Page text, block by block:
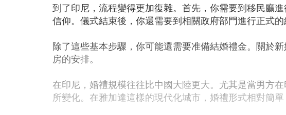
到了印尼，流程變得更加復雜。首先，你需要到移民廳
信仰。儀式結束後，你還需要到相關政府部門進行正式的
除了這些基本步驟，你可能還需要准備結婚禮金。關於
房的安排。
在印尼，婚禮規模往往比中國大陸更大。尤其是當男方
所變化。在雅加達這樣的現代化城市，婚禮形式相對簡